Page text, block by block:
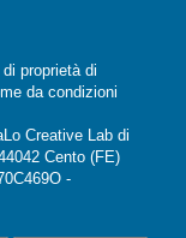
proprietà di
da condizioni
Creative Lab di
Cento (FE)
-